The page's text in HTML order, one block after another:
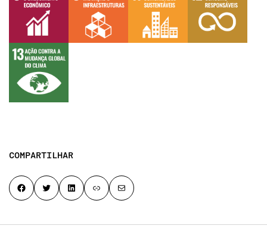
COMPARTILHAR
Share on FacebookShare on TwitterShare on LinkedInCopy page link to clipboard
Share by email